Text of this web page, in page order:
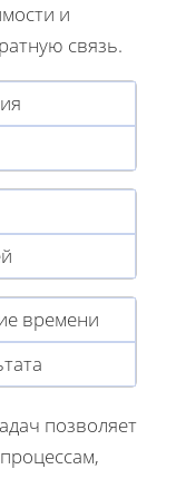
и
связь.
времени
позволяет